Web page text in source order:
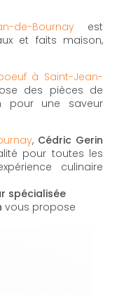
de-Bournay est
et faits maison,
à Saint-Jean-
des pièces de
pour une saveur
, Cédric Gerin
pour toutes les
culinaire
spécialisée
vous propose